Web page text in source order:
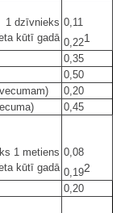
1 dzīvnieks 0,11
kūtī gadā 0,221
0,35
0,50
0,20
0,45
1 metiens 0,08
kūtī gadā 0,192
0,20